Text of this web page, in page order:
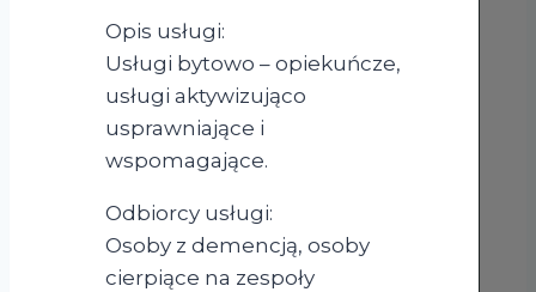
Opis usługi:
Usługi bytowo – opiekuńcze,
usługi aktywizująco
usprawniające i
wspomagające.
Odbiorcy usługi:
Osoby z demencją, osoby
cierpiące na zespoły